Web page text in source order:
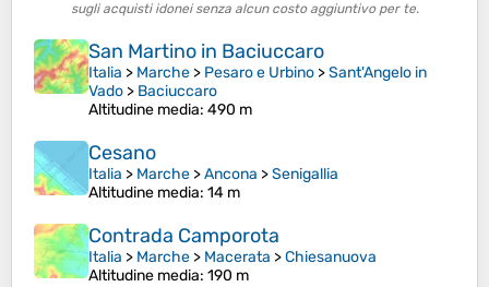
sugli acquisti idonei senza alcun costo aggiuntivo per te.
San Martino in Baciuccaro
Italia > Marche > Pesaro e Urbino >Sant'Angelo in
Vado > Baciuccaro
Altitudine media: 490 m
Cesano
Italia > Marche >Ancona >Senigallia
Altitudine media: 14 m
Contrada Camporota
Italia > Marche > Macerata >Chiesanuova
Altitudine media: 190 m